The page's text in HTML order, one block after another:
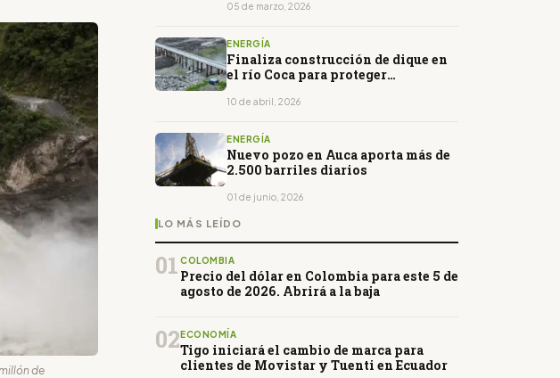
de
05 de marzo, 2026
ENERGÍA
Finaliza construcción de dique en
el río Coca para proteger
Sinclair
10 de abril, 2026
ENERGÍA
Nuevo pozo en Auca aporta más de
2.500 barriles diarios
01 de junio, 2026
LO MÁS LEÍDO
01 COLOMBIA
Precio del dólar en Colombia para este 5 de
agosto de 2026. Abrirá a la baja
02 ECONOMÍA
Tigo iniciará el cambio de marca para
clientes de Movistar y Tuenti en Ecuador